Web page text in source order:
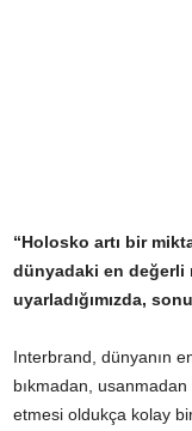
“Holosko artı bir
dünyadaki en değerli
uyarladığımızda,
Interbrand, dünyanın
bıkmadan,
etmesi oldukça kolay